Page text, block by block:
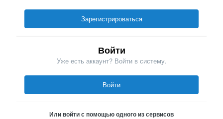
Зарегистрироваться
Войти
Уже есть аккаунт? Войти в систему.
Войти
Или войти с помощью одного из сервисов